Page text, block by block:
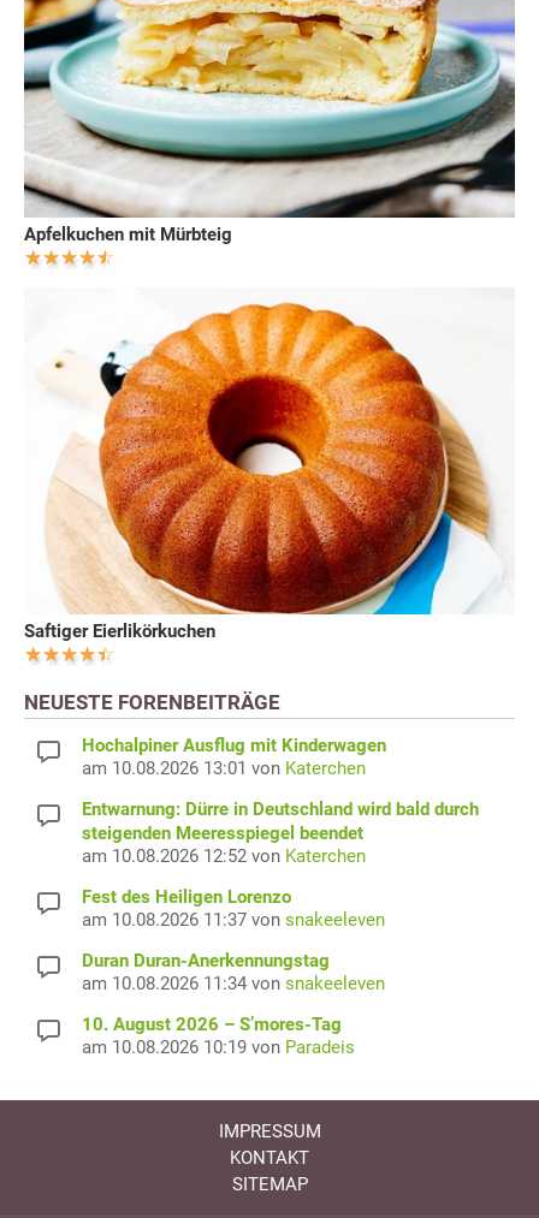
Apfelkuchen mit Mürbteig
Saftiger Eierlikörkuchen
NEUESTE FORENBEITRÄGE
Hochalpiner Ausflug mit Kinderwagen
am 10.08.2026 13:01 von Katerchen
Entwarnung: Dürre in Deutschland wird bald durch
steigenden Meeresspiegel beendet
am 10.08.2026 12:52 von Katerchen
Fest des Heiligen Lorenzo
am 10.08.2026 11:37 von snakeeleven
Duran Duran-Anerkennungstag
am 10.08.2026 11:34 von snakeeleven
10. August 2026 – S’mores-Tag
am 10.08.2026 10:19 von Paradeis
IMPRESSUM
KONTAKT
SITEMAP